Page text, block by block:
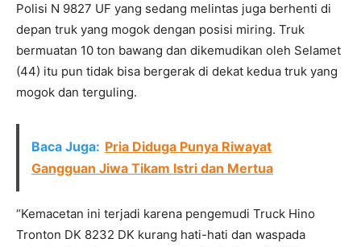
Polisi N 9827 UF yang sedang melintas juga berhenti di
depan truk yang mogok dengan posisi miring. Truk
bermuatan 10 ton bawang dan dikemudikan oleh Selamet
(44) itu pun tidak bisa bergerak di dekat kedua truk yang
mogok dan terguling.
Baca Juga: Pria Diduga Punya Riwayat
Gangguan Jiwa Tikam Istri dan Mertua
“Kemacetan ini terjadi karena pengemudi Truck Hino
Tronton DK 8232 DK kurang hati-hati dan waspada